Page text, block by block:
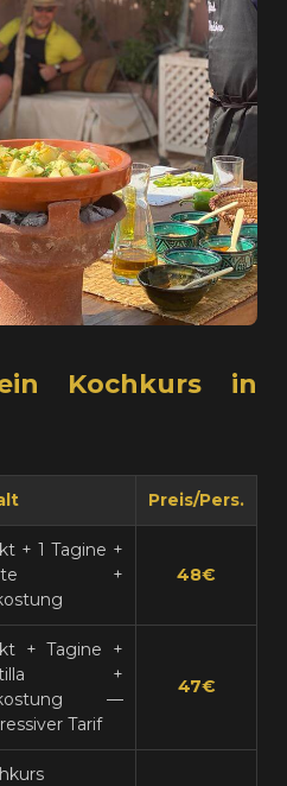
Kochkurs in
Preis/Pers.
+ 1 Tagine +
+
48€
+ Tagine +
+
—
Tarif
47€